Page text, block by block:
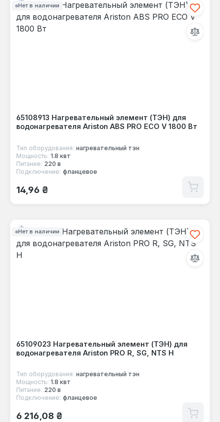
Нет в наличии
65108913 Нагревательный элемент (ТЭН) для
водонагревателя Ariston ABS PRO ECO V 1800 Вт
Тип оборудования: нагревательный тэн
Мощность: 1.8 квт
Питание: 220 в
Подключение: фланцевое
Обычная цена:
14,96 ₴
Нет в наличии
65109023 Нагревательный элемент (ТЭН) для
водонагревателя Ariston PRO R, SG, NTS H
Тип оборудования: нагревательный тэн
Мощность: 1.8 квт
Питание: 220 в
Подключение: фланцевое
Обычная цена:
6 216,08 ₴